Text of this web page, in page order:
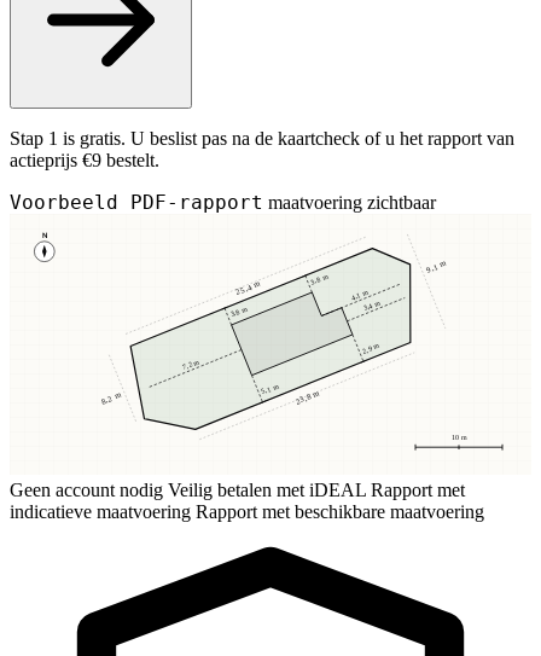
Stap 1 is gratis. U beslist pas na de kaartcheck of u het rapport van
actieprijs €9 bestelt.
Voorbeeld PDF-rapport maatvoering zichtbaar
N
10 m
3,8 m
3,8 m
5,1 m
2,9 m
7,2 m
3,4 m
4,1 m
25,4 m
23,8 m
8,2 m
9,1 m
Geen account nodig Veilig betalen met iDEAL Rapport met
indicatieve maatvoering Rapport met beschikbare maatvoering